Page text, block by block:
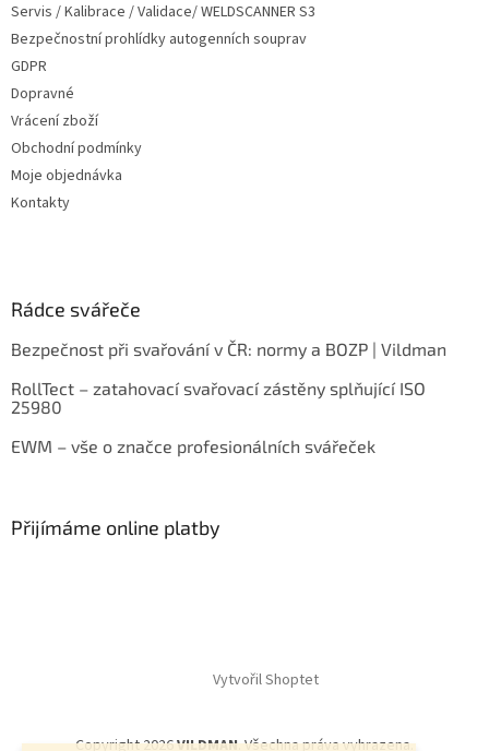
Servis / Kalibrace / Validace/ WELDSCANNER S3
Bezpečnostní prohlídky autogenních souprav
GDPR
Dopravné
Vrácení zboží
Obchodní podmínky
Moje objednávka
Kontakty
Rádce svářeče
Bezpečnost při svařování v ČR: normy a BOZP | Vildman
RollTect – zatahovací svařovací zástěny splňující ISO
25980
EWM – vše o značce profesionálních svářeček
Přijímáme online platby
Vytvořil Shoptet
Copyright 2026VILDMAN. Všechna práva vyhrazena.